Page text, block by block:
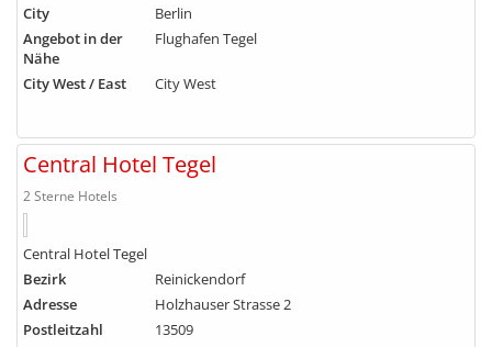
City
Berlin
Angebot in der
Nähe
Flughafen Tegel
City West / East City West
Central Hotel Tegel
2 Sterne Hotels
Central Hotel Tegel
Bezirk
Reinickendorf
Adresse
Holzhauser Strasse 2
Postleitzahl
13509